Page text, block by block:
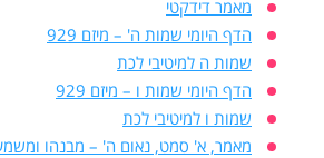
מאמר דידקטי
הדף היומי שמות ה' – מיזם 929
שמות ה למיטיבי לכת
הדף היומי שמות ו – מיזם 929
שמות ו למיטיבי לכת
מאמר, א' סמט, נאום ה' – מבנהו